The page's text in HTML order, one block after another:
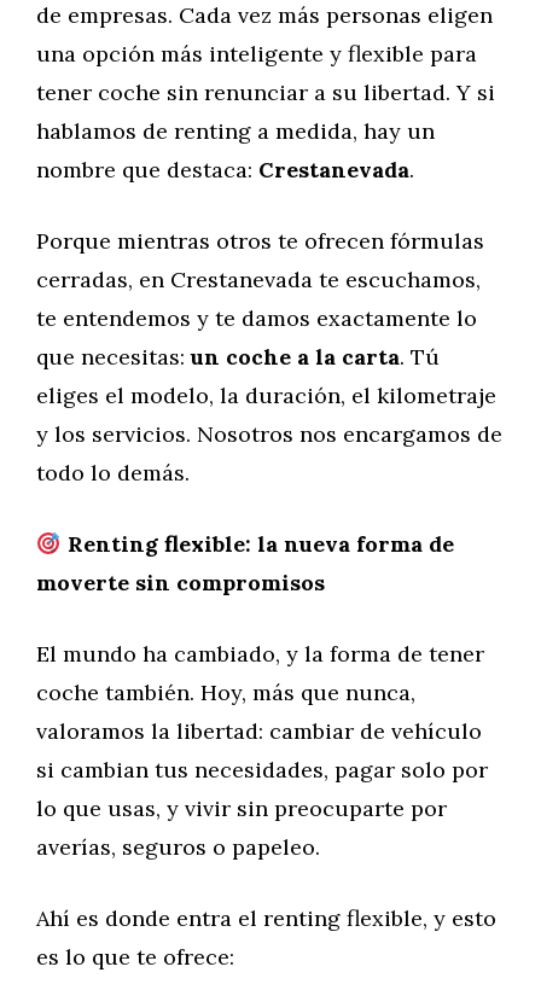
de empresas. Cada vez más personas eligen
una opción más inteligente y flexible para
tener coche sin renunciar a su libertad. Y si
hablamos de renting a medida, hay un
nombre que destaca: Crestanevada.
Porque mientras otros te ofrecen fórmulas
cerradas, en Crestanevada te escuchamos,
te entendemos y te damos exactamente lo
que necesitas:un coche a la carta. Tú
eliges el modelo, la duración, el kilometraje
y los servicios. Nosotros nos encargamos de
todo lo demás.
Renting flexible: la nueva forma de
moverte sin compromisos
El mundo ha cambiado, y la forma de tener
coche también. Hoy, más que nunca,
valoramos la libertad: cambiar de vehículo
si cambian tus necesidades, pagar solo por
lo que usas, y vivir sin preocuparte por
averías, seguros o papeleo.
Ahí es donde entra el renting flexible, y esto
es lo que te ofrece: